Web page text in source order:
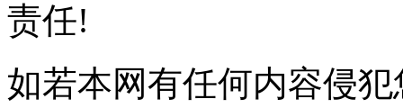
责任!
如若本网有任何内容侵